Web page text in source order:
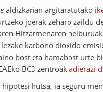
aldizkarian argitaratutako
joerak zeharo zaildu
Hitzarmenaren
karbono dioxido
bost eta hamabost urte
BC3 zentroak adierazi
hutsa, ia seguru